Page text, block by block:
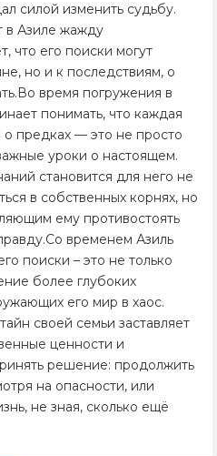
силой изменить судьбу.
в Азиле жажду
что его поиски могут
но и к последствиям, о
время погружения в
понимать, что каждая
о предках — это не просто
уроки о настоящем.
становится для него не
в собственных корнях, но
ему противостоять
временем Азиль
поиски – это не только
более глубоких
его мир в хаос.
своей семьи заставляет
ценности и
решение: продолжить
на опасности, или
не зная, сколько ещё